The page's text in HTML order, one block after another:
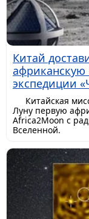
Китай
африканскую
экспедиции
Китайская
Луну первую
Africa2Moon с
Вселенной.